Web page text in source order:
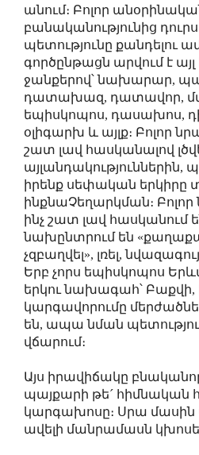
անում։ Բոլոր
բանականությունից դուրս
պետությունը քանդելու
գործընթացն արվում է այլ
ջանքերով՝ նախարար,
դատախազ, դատավոր,
եպիսկոպոս, դասախոս,
օլիգարխ և այլք։ Բոլոր
շատ լավ հասկանալով
այլանդակություններին,
իրենք սեփական երկիրը
ինքնաՉեղարկման։
ինչ շատ լավ հասկանում
նախընտրում են
չզբաղվել», լռել,
Երբ չորս եպիսկոպոս
երկու նախագահ՝ Բաքվի,
կարգավորումը
են, ապա նման
վճարում։
Այս իրավիճակը
պայքարի թե´ հիմնական
կարգախոսը։ Սրա մասին
ավելի մանրամասն